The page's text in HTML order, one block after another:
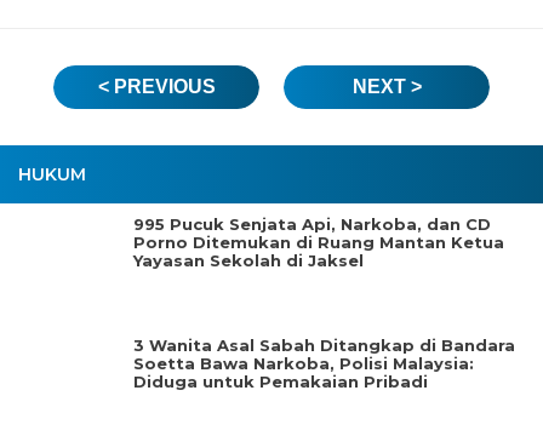
HUKUM
995 Pucuk Senjata Api, Narkoba, dan CD
Porno Ditemukan di Ruang Mantan Ketua
Yayasan Sekolah di Jaksel
3 Wanita Asal Sabah Ditangkap di Bandara
Soetta Bawa Narkoba, Polisi Malaysia:
Diduga untuk Pemakaian Pribadi
< PREVIOUS NEXT >